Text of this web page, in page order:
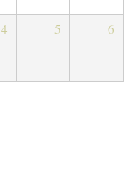
4 5 6